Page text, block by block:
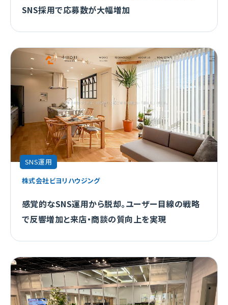
SNS採用で応募数が大幅増加
SNS運用
株式会社ビヨリハウジング
感覚的なSNS運用から脱却。ユーザー目線の戦略
で反響増加と来店・商談の質向上を実現